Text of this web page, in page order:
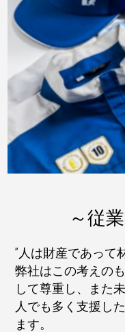
～従
”人は財産であって
弊社はこの考えの
して尊重し、また
人でも多く支援し
ます。